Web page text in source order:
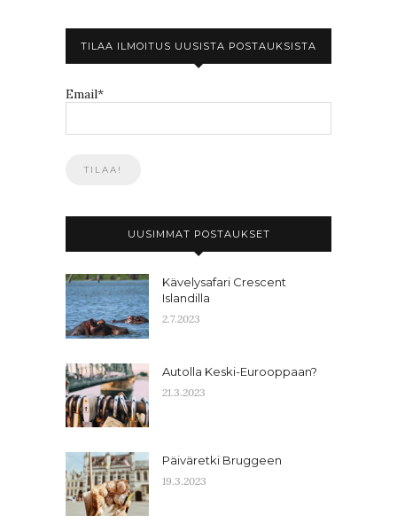
TILAA ILMOITUS UUSISTA POSTAUKSISTA
Email*
UUSIMMAT POSTAUKSET
Kävelysafari Crescent
Islandilla
2.7.2023
Autolla Keski-Eurooppaan?
21.3.2023
Päiväretki Bruggeen
19.3.2023